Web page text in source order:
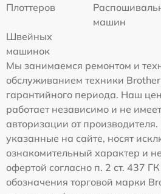
Плоттеров
машин
Швейных
машинок
Мы занимаемся ремонтом и
обслуживанием техники
гарантийного периода. Наш
работает независимо и не
авторизации от
указанные на сайте, носят
ознакомительный характер и
офертой согласно п. 2 ст. 437
обозначения торговой марки